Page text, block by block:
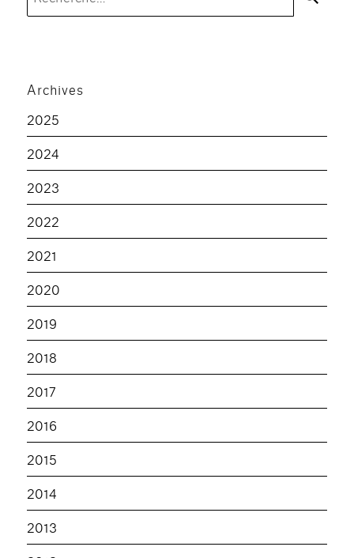
Archives
2025
2024
2023
2022
2021
2020
2019
2018
2017
2016
2015
2014
2013